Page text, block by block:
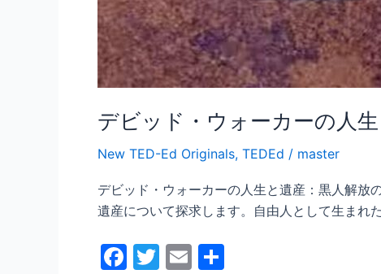
デビッド・ウォーカーの人
New TED-Ed Originals, TEDEd / master
デビッド・ウォーカーの人生と遺産：黒人解放
遺産について探求します。自由人として生まれ
F
T
E
放
の
先
駆